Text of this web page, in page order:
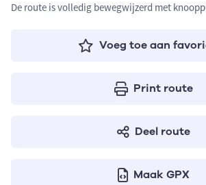
De route is volledig bewegwijzerd met
Voeg toe aan
Print route
Deel route
Maak GPX